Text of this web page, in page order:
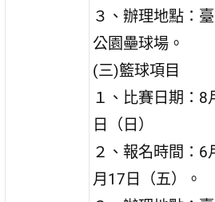
３、辦理地點：
公園壘球場。
(三)籃球項目
１、比賽日期：
日（日）
２、報名時間：
月17日（五）。